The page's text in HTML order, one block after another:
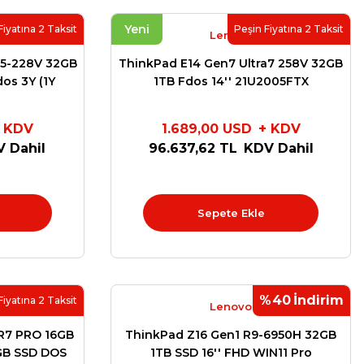
2 Taksit
228V 32GB
3Y (1Y
KDV
Dahil
Yeni Peşin Fiyatına 2 Taksit
Lenovo
ThinkPad E14 Gen7 Ultra7 258V 32GB
1TB Fdos 14'' 21U2005FTX
1.689,00 USD + KDV
96.637,62 TL KDV Dahil
Sepete Ekle
2 Taksit
PRO 16GB
SSD DOS
%40 İndirim
Lenovo
ThinkPad Z16 Gen1 R9-6950H 32GB
1TB SSD 16'' FHD WIN11 Pro